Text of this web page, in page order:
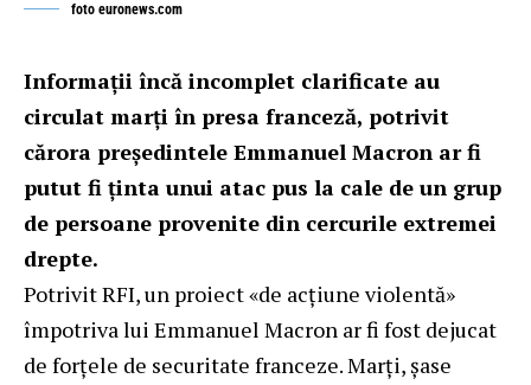
foto euronews.com
Informații încă incomplet clarificate au
circulat marți în presa franceză, potrivit
cărora președintele Emmanuel Macron ar fi
putut fi ținta unui atac pus la cale de un grup
de persoane provenite din cercurile extremei
drepte.
Potrivit RFI, un proiect «de acțiune violentă»
împotriva lui Emmanuel Macron ar fi fost dejucat
de forțele de securitate franceze. Marți, șase